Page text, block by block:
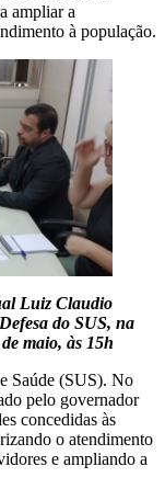
ampliar a
à população.
Luiz Claudio
do SUS, na
maio, às 15h
Saúde (SUS). No
pelo governador
concedidas às
o atendimento
e ampliando a